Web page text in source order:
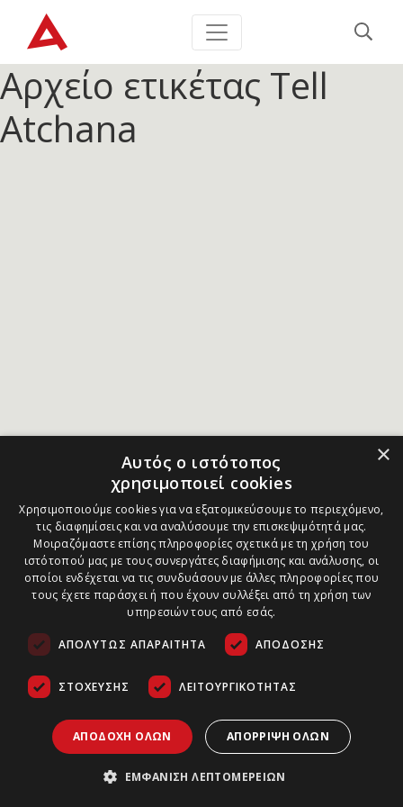
Αρχείο ετικέτας Tell
Atchana
×
Αυτός ο ιστότοπος
χρησιμοποιεί cookies
Χρησιμοποιούμε cookies για να εξατομικεύσουμε το περιεχόμενο,
τις διαφημίσεις και να αναλύσουμε την επισκεψιμότητά μας.
Μοιραζόμαστε επίσης πληροφορίες σχετικά με τη χρήση του
ιστότοπού μας με τους συνεργάτες διαφήμισης και ανάλυσης, οι
οποίοι ενδέχεται να τις συνδυάσουν με άλλες πληροφορίες που
τους έχετε παράσχει ή που έχουν συλλέξει από τη χρήση των
υπηρεσιών τους από εσάς.
ΑΠΟΛΎΤΩΣ ΑΠΑΡΑΊΤΗΤΑ ΑΠΌΔΟΣΗΣ
ΣΤΌΧΕΥΣΗΣ ΛΕΙΤΟΥΡΓΙΚΌΤΗΤΑΣ
ΑΠΟΔΟΧΉ ΌΛΩΝ ΑΠΌΡΡΙΨΗ ΌΛΩΝ
ΕΜΦΆΝΙΣΗ ΛΕΠΤΟΜΕΡΕΙΏΝ